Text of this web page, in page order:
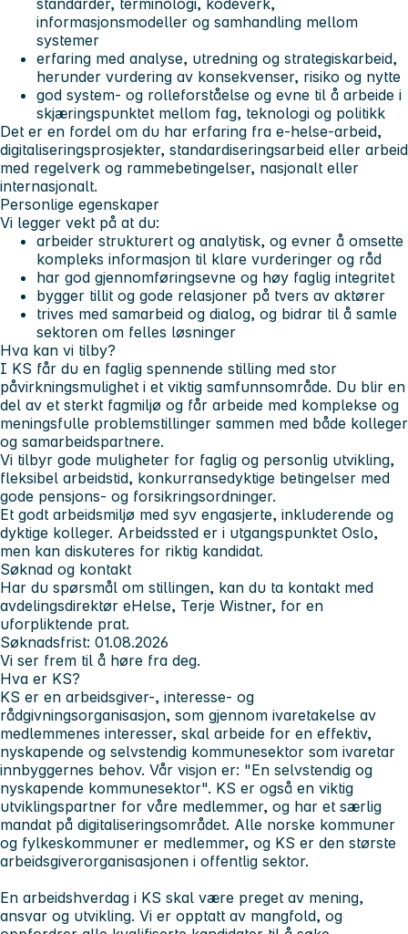
informasjonsmodeller og samhandling mellom
systemer
erfaring med analyse, utredning og strategiskarbeid,
herunder vurdering av konsekvenser, risiko og nytte
god system- og rolleforståelse og evne til å arbeide i
skjæringspunktet mellom fag, teknologi og politikk
Det er en fordel om du har erfaring fra e-helse‑arbeid,
digitaliseringsprosjekter, standardiseringsarbeid eller arbeid
med regelverk og rammebetingelser, nasjonalt eller
internasjonalt.
Personlige egenskaper
Vi legger vekt på at du:
arbeider strukturert og analytisk, og evner å omsette
kompleks informasjon til klare vurderinger og råd
har god gjennomføringsevne og høy faglig integritet
bygger tillit og gode relasjoner på tvers av aktører
trives med samarbeid og dialog, og bidrar til å samle
sektoren om felles løsninger
Hva kan vi tilby?
I KS får du en faglig spennende stilling med stor
påvirkningsmulighet i et viktig samfunnsområde. Du blir en
del av et sterkt fagmiljø og får arbeide med komplekse og
meningsfulle problemstillinger sammen med både kolleger
og samarbeidspartnere.
Vi tilbyr gode muligheter for faglig og personlig utvikling,
fleksibel arbeidstid, konkurransedyktige betingelser med
gode pensjons‑ og forsikringsordninger.
Et godt arbeidsmiljø med syv engasjerte, inkluderende og
dyktige kolleger. Arbeidssted er i utgangspunktet Oslo,
men kan diskuteres for riktig kandidat.
Søknad og kontakt
Har du spørsmål om stillingen, kan du ta kontakt med
avdelingsdirektør eHelse, Terje Wistner, for en
uforpliktende prat.
Søknadsfrist: 01.08.2026
Vi ser frem til å høre fra deg.
Hva er KS?
KS er en arbeidsgiver-, interesse- og
rådgivningsorganisasjon, som gjennom ivaretakelse av
medlemmenes interesser, skal arbeide for en effektiv,
nyskapende og selvstendig kommunesektor som ivaretar
innbyggernes behov. Vår visjon er: "En selvstendig og
nyskapende kommunesektor". KS er også en viktig
utviklingspartner for våre medlemmer, og har et særlig
mandat på digitaliseringsområdet. Alle norske kommuner
og fylkeskommuner er medlemmer, og KS er den største
arbeidsgiverorganisasjonen i offentlig sektor.
En arbeidshverdag i KS skal være preget av mening,
ansvar og utvikling. Vi er opptatt av mangfold, og